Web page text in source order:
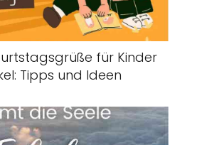
für Kinder
Tipps und Ideen